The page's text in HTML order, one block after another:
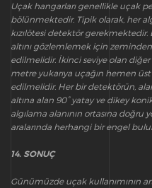
Uçak hangarları genellikle uçak
bölünmektedir. Tipik olarak, her
kızılötesi detektör
altını gözlemlemek için
edilmelidir. İkinci seviye olan
metre yukarıya uçağın hemen
edilmelidir. Her bir detektörün,
altına alan 90° yatay ve dikey
algılama alanının ortasına
aralarında herhangi bir engel
14. SONUÇ
Günümüzde uçak kullanımının